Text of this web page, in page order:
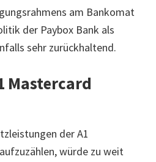
am Bankomat
der Paybox Bank als
sehr zurückhaltend.
Mastercard
der A1
würde zu weit